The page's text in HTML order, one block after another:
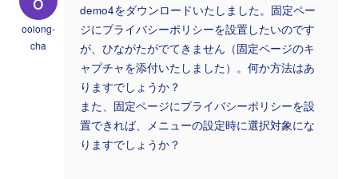
oolong-
cha
demo4をダウンロードいたしました。固定ペー
ジにプライバシーポリシーを設置したいのです
が、ひながたがでてきません（固定ページのキ
ャプチャを添付いたしました）。何か方法はあ
りますでしょうか？
また、固定ページにプライバシーポリシーを設
置できれば、メニューの設定時に選択対象にな
りますでしょうか？